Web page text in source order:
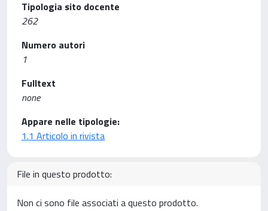
Tipologia sito docente
262
Numero autori
1
Fulltext
none
Appare nelle tipologie:
1.1 Articolo in rivista
File in questo prodotto:
Non ci sono file associati a questo prodotto.